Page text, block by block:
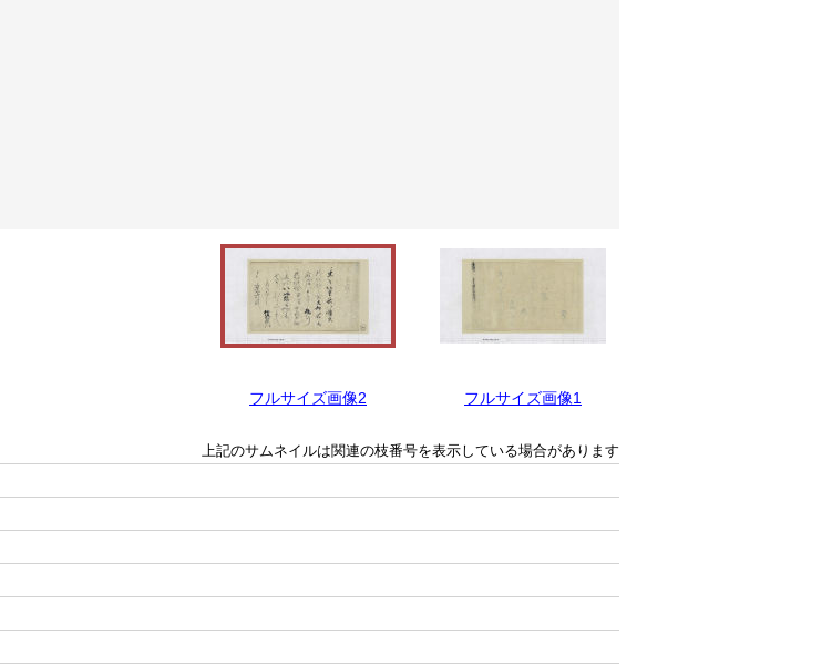
フルサイズ画像2 フルサイズ画像1
上記のサムネイルは関連の枝番号を表示している場合があります